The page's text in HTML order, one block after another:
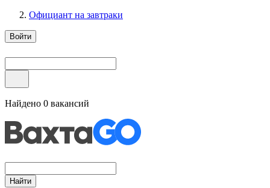
Официант на завтраки
Войти
Найдено 0 вакансий
Найти